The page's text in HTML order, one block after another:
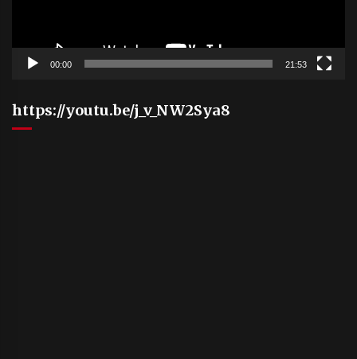
00:00 21:53
https://youtu.be/j_v_NW2Sya8